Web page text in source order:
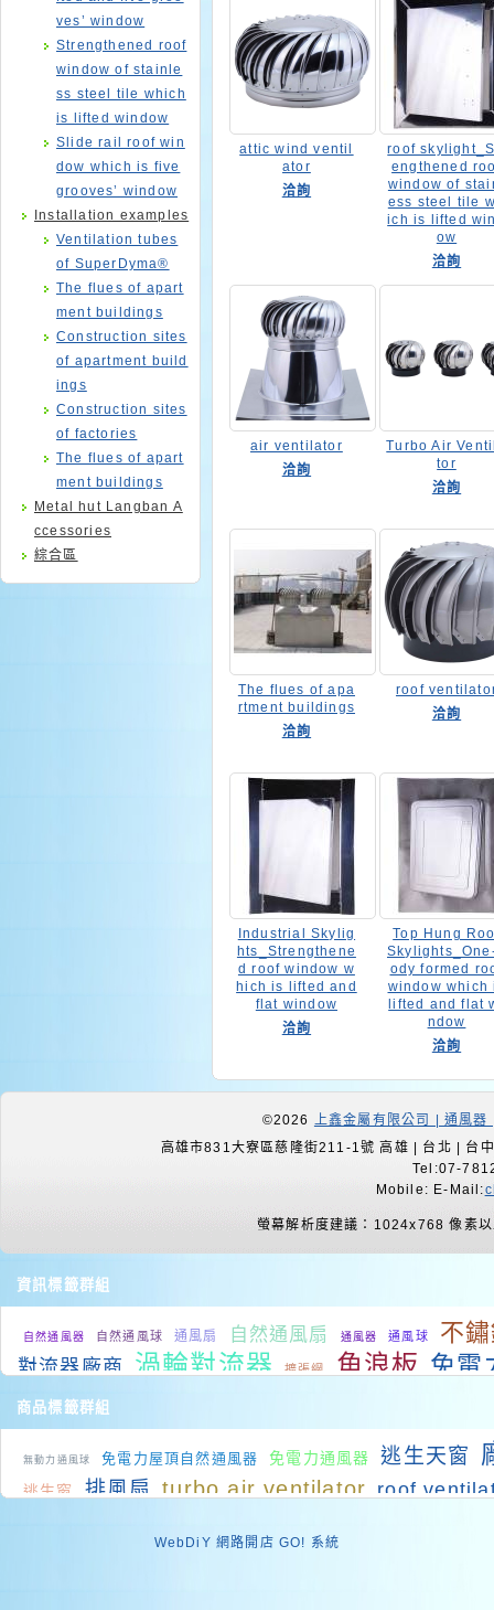
ves’ window
Strengthened roof
window of stainle
ss steel tile which
is lifted window
Slide rail roof win
dow which is five
grooves’ window
Installation examples
Ventilation tubes
of SuperDyma®
The flues of apart
ment buildings
Construction sites
of apartment build
ings
Construction sites
of factories
The flues of apart
ment buildings
Metal hut Langban A
ccessories
綜合區
attic wind ventil
ator
洽詢
roof
engthened
window of
ess steel tile
ich is lifted
ow
洽詢
air ventilator
洽詢
Turbo Air
tor
洽詢
The flues of apa
rtment buildings
洽詢
roof
洽詢
Industrial Skylig
hts_Strengthene
d roof window w
hich is lifted and
flat window
洽詢
Top Hung
ody formed
window which
lifted and flat
ndow
洽詢
©2026 上鑫金屬有限公司 | 通風
高雄市831大寮區慈隆街211-1號 高雄 | 台北 | 台
Tel:07-
Mobile: E-Mail:
螢幕解析度建議：1024x768 像素
資訊標籤群組
自然通風器 自然通風球 通風扇 自然通風扇 通風器 通風球 不
對流器廠商 渦輪對流器 擴張網 角浪板 免電
廠 屋頂降溫
頂通風設備 廠房降溫系統 降溫系統
工廠排熱 排風扇價格 房間降溫 工業通風
商品標籤群組
無動力通風球 免電力屋頂自然通風器 免電力通風器 逃生天窗
逃生窗 排風扇 turbo air ventilator roof
turbo
WebDiY 網路開店 GO! 系統